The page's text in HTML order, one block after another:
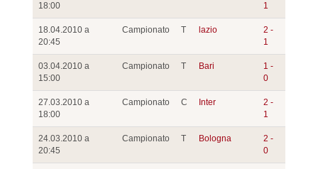
18:00
1
18.04.2010 a
20:45
Campionato T lazio
2 -
1
03.04.2010 a
15:00
Campionato T Bari
1 -
0
27.03.2010 a
18:00
Campionato C Inter
2 -
1
24.03.2010 a
20:45
Campionato T Bologna
2 -
0